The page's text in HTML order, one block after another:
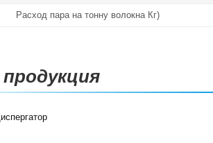
Расход пара на тонну волокна Кг)